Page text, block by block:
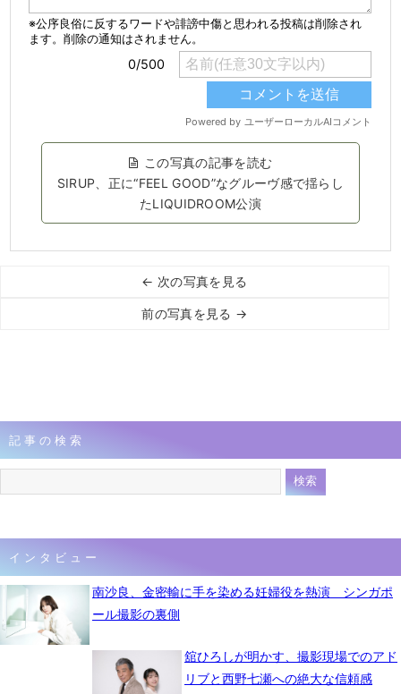
この写真の記事を読む
SIRUP、正に“FEEL GOOD”なグルーヴ感で揺らし
たLIQUIDROOM公演
← 次の写真を見る
前の写真を見る →
記事の検索
インタビュー
南沙良、金密輸に手を染める妊婦役を熱演 シンガポ
ール撮影の裏側
舘ひろしが明かす、撮影現場でのアド
リブと西野七瀬への絶大な信頼感